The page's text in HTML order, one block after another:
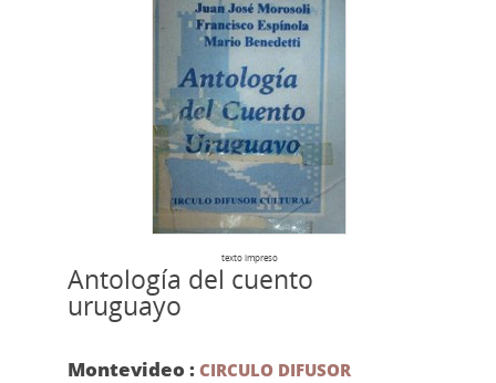
texto impreso
Antología del cuento
uruguayo
Montevideo : CIRCULO DIFUSOR